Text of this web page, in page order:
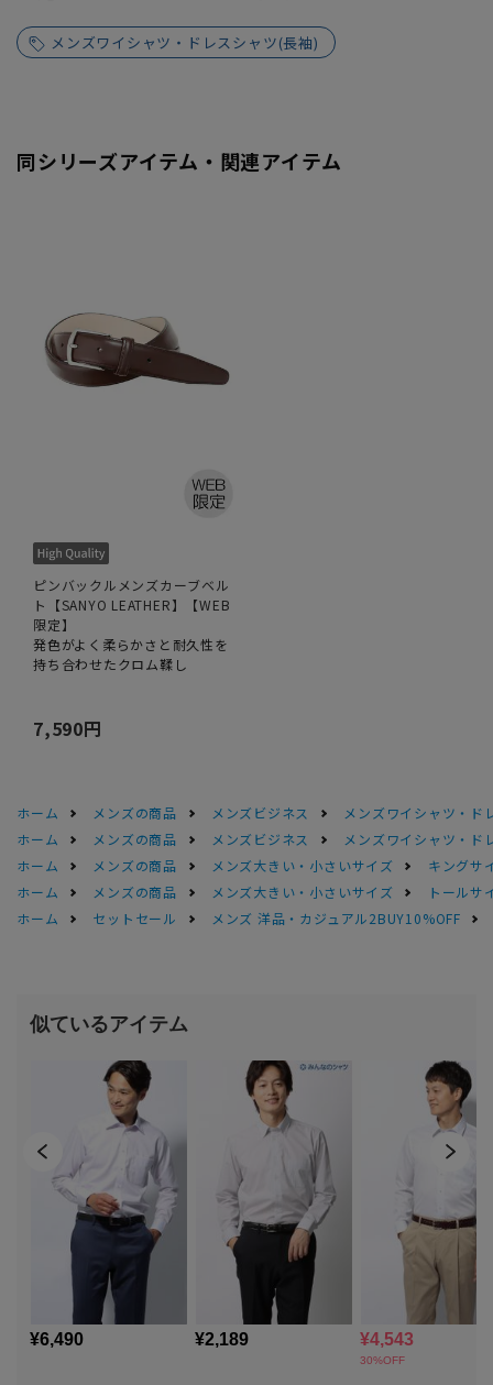
メンズワイシャツ・ドレスシャツ(長袖)
同シリーズアイテム・関連アイテム
ピンバックルメンズカーブベル
ト【SANYO LEATHER】【WEB
限定】
発色がよく柔らかさと耐久性を
持ち合わせたクロム鞣し
7,590円
ホーム メンズの商品 メンズビジネス
メンズワイシャツ・ド
ホーム
メンズの商品 メンズビジネス
メンズワイシャツ・ド
ホーム
メンズの商品 メンズ大きい・小さいサイズ
キングサ
ホーム
メンズの商品 メンズ大きい・小さいサイズ
トールサ
ホーム
セットセール メンズ 洋品・カジュアル2BUY10%OFF